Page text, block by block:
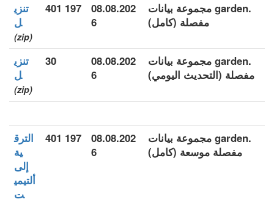
.garden مجموعة بيانات
مفصلة (كامل)
08.08.202
6
197 401
تنزي
ل
(zip)
.garden مجموعة بيانات
مفصلة (التحديث اليومي)
08.08.202
6
30
تنزي
ل
(zip)
.garden مجموعة بيانات
مفصلة موسعة (كامل)
08.08.202
6
197 401
الترق
ية
إلى
ألتيمي
ت